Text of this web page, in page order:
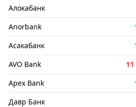
Алокабанк
Anorbank
Асакабанк
AVO Bank
11
Apex Bank
Давр Банк